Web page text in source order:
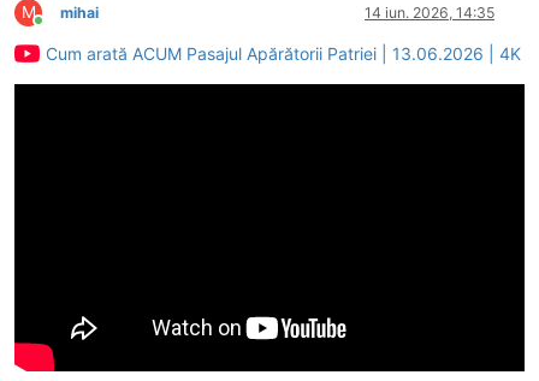
M
Conectat
mihai 14 iun. 2026, 14:35
Cum arată ACUM Pasajul Apărătorii Patriei | 13.06.2026 | 4K